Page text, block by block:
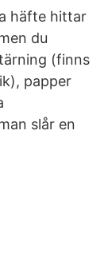
häfte hittar
du
(finns
papper
slår en